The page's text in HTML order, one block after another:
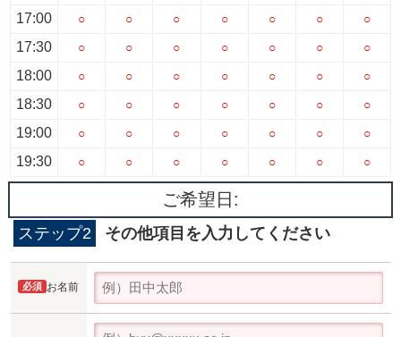
17:00
17:30
18:00
18:30
19:00
19:30
○
○
○
○
○
○
○
○
○
○
○
○
○
○
○
○
○
○
○
○
○
○
○
○
○
○
○
○
○
○
○
○
○
○
○
○
○
○
○
○
○
○
ご希望日:
ステップ2 その他項目を入力してください
お名前
必須